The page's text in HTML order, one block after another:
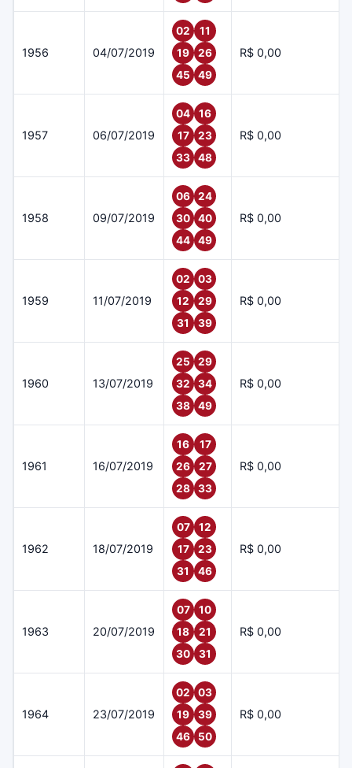
1956 04/07/2019
02
11
19
26
45
49
R$ 0,00
1957 06/07/2019
04
16
17
23
33
48
R$ 0,00
1958 09/07/2019
06
24
30
40
44
49
R$ 0,00
1959 11/07/2019
02
03
12
29
31
39
R$ 0,00
1960 13/07/2019
25
29
32
34
38
49
R$ 0,00
1961 16/07/2019
16
17
26
27
28
33
R$ 0,00
1962 18/07/2019
07
12
17
23
31
46
R$ 0,00
1963 20/07/2019
07
10
18
21
30
31
R$ 0,00
1964 23/07/2019
02
03
19
39
46
50
R$ 0,00